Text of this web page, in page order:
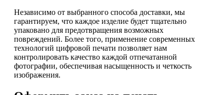
Независимо от выбранного способа доставки, мы
гарантируем, что каждое изделие будет тщательно
упаковано для предотвращения возможных
повреждений. Более того, применение современных
технологий цифровой печати позволяет нам
контролировать качество каждой отпечатанной
фотографии, обеспечивая насыщенность и четкость
изображения.